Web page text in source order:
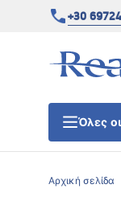
+30
Όλες
Αρχική σελίδα